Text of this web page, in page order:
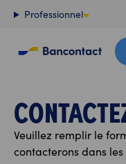
Contenu
Professionnel
Veuillez remplir le
contacterons dans